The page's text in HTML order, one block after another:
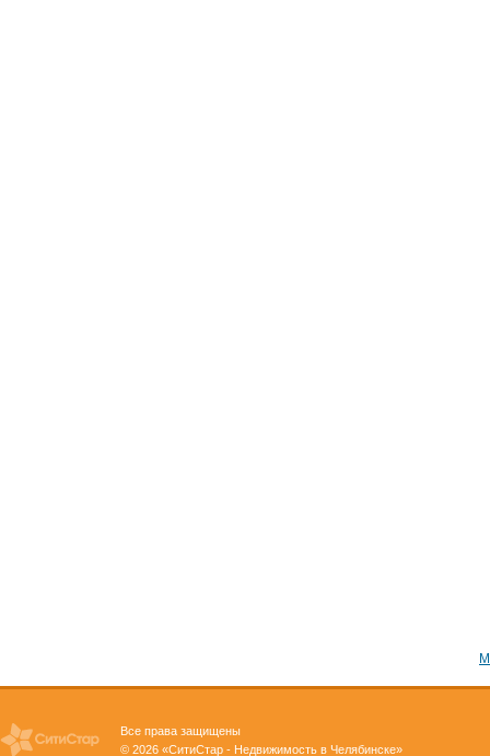
Все права защищены
© 2026 «СитиСтар - Недвижимость в Челябинске»